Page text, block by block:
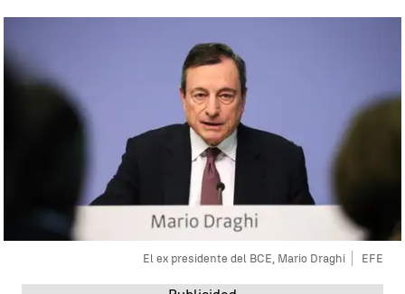
El ex presidente del BCE, Mario Draghi EFE